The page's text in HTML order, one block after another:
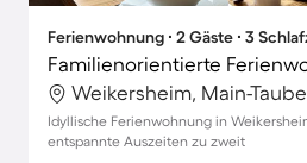
Ferienwohnung ∙ 2 Gäste ∙ 3
Idyllische Ferienwohnung in
entspannte Auszeiten zu zweit